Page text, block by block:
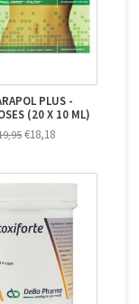
PLUS -
(20 X 10 ML)
€18,18